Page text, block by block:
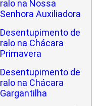
ralo na Nossa
Senhora Auxiliadora
Desentupimento de
ralo na Chácara
Primavera
Desentupimento de
ralo na Chácara
Gargantilha